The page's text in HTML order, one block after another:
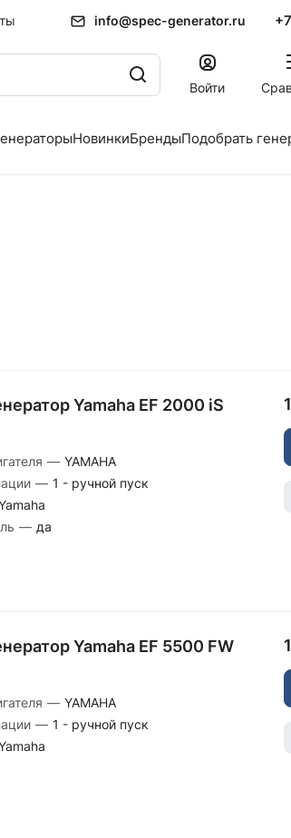
info@spec-generator.ru
Войти
НовинкиБрендыПодобрать
Yamaha EF 2000 iS
— YAMAHA
— 1 - ручной пуск
— да
Yamaha EF 5500 FW
— YAMAHA
— 1 - ручной пуск